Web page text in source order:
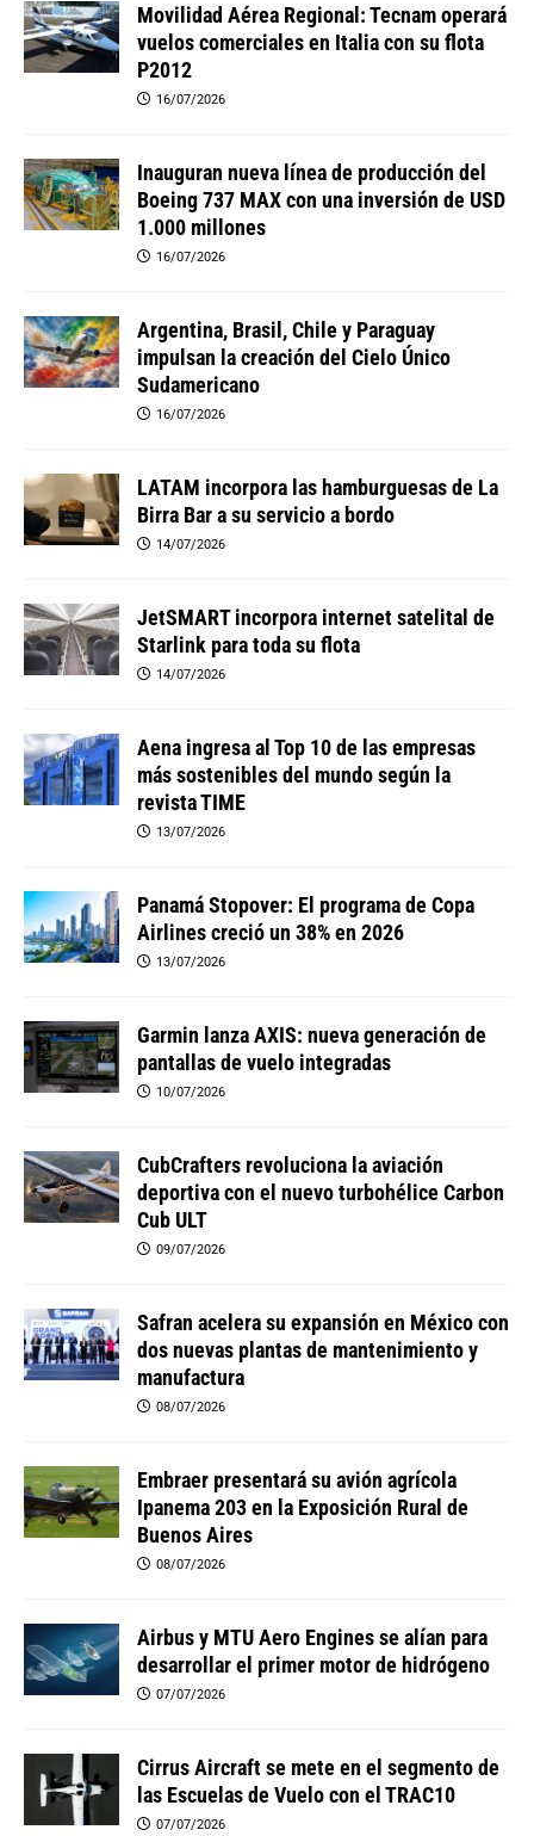
Movilidad Aérea Regional: Tecnam operará
vuelos comerciales en Italia con su flota
P2012
16/07/2026
Inauguran nueva línea de producción del
Boeing 737 MAX con una inversión de USD
1.000 millones
16/07/2026
Argentina, Brasil, Chile y Paraguay
impulsan la creación del Cielo Único
Sudamericano
16/07/2026
LATAM incorpora las hamburguesas de La
Birra Bar a su servicio a bordo
14/07/2026
JetSMART incorpora internet satelital de
Starlink para toda su flota
14/07/2026
Aena ingresa al Top 10 de las empresas
más sostenibles del mundo según la
revista TIME
13/07/2026
Panamá Stopover: El programa de Copa
Airlines creció un 38% en 2026
13/07/2026
Garmin lanza AXIS: nueva generación de
pantallas de vuelo integradas
10/07/2026
CubCrafters revoluciona la aviación
deportiva con el nuevo turbohélice Carbon
Cub ULT
09/07/2026
Safran acelera su expansión en México con
dos nuevas plantas de mantenimiento y
manufactura
08/07/2026
Embraer presentará su avión agrícola
Ipanema 203 en la Exposición Rural de
Buenos Aires
08/07/2026
Airbus y MTU Aero Engines se alían para
desarrollar el primer motor de hidrógeno
07/07/2026
Cirrus Aircraft se mete en el segmento de
las Escuelas de Vuelo con el TRAC10
07/07/2026